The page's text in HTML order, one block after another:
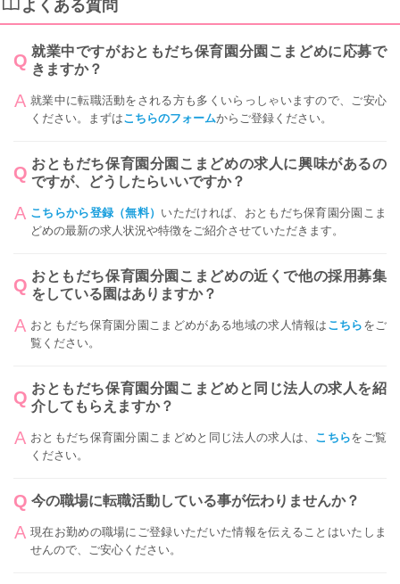
よくある質問
就業中ですがおともだち保育園分園こまどめに応募で
きますか？
就業中に転職活動をされる方も多くいらっしゃいますので、ご安心
ください。まずはこちらのフォームからご登録ください。
おともだち保育園分園こまどめの求人に興味があるの
ですが、どうしたらいいですか？
こちらから登録（無料） いただければ、おともだち保育園分園こま
どめの最新の求人状況や特徴をご紹介させていただきます。
おともだち保育園分園こまどめの近くで他の採用募集
をしている園はありますか？
おともだち保育園分園こまどめがある地域の求人情報は こちら をご
覧ください。
おともだち保育園分園こまどめと同じ法人の求人を紹
介してもらえますか？
おともだち保育園分園こまどめと同じ法人の求人は、 こちらをご覧
ください。
今の職場に転職活動している事が伝わりませんか？
現在お勤めの職場にご登録いただいた情報を伝えることはいたしま
せんので、ご安心ください。